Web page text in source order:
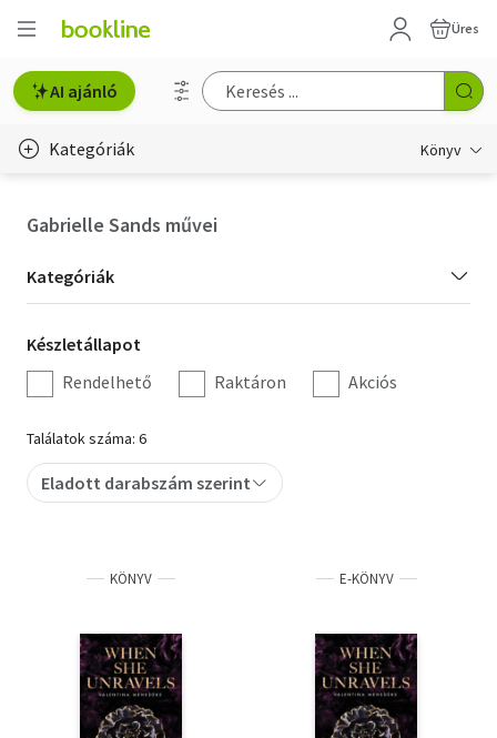
Üres
AI ajánló
Kategóriák Könyv
Hobbi, szabadidő
Irodalom
Művészet
Szakkönyv
Tankönyv, segédkönyv
Társadalomtudomány
Természettudomány
Történelem
Gabrielle Sands művei
Kategória
szűrés
Kategóriák
Készletállapot
szűrés
Készletállapot
Rendelhető
Raktáron Akciós
Találatok száma: 6
Eladott darabszám szerint
KÖNYV E-KÖNYV